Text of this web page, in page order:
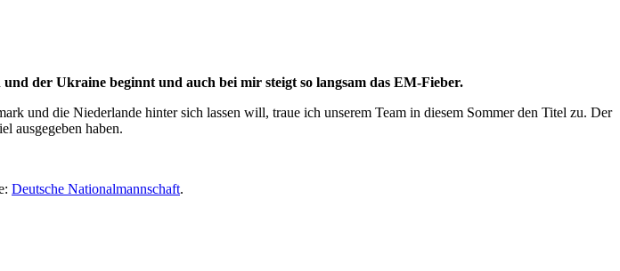
der Ukraine beginnt und auch bei mir steigt so langsam das EM-Fieber.
und die Niederlande hinter sich lassen will, traue ich unserem Team in diesem Sommer den Titel zu. Der
ausgegeben haben.
Deutsche Nationalmannschaft.